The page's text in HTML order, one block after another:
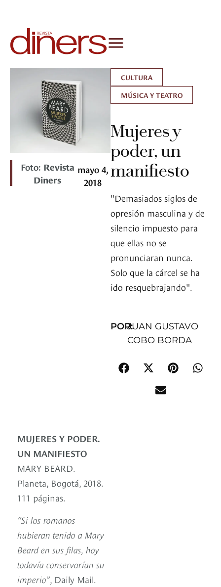
Foto: Revista
Diners
mayo 4,
2018
CULTURA
MÚSICA Y TEATRO
Mujeres y
poder, un
manifiesto
"Demasiados siglos de
opresión masculina y de
silencio impuesto para
que ellas no se
pronunciaran nunca.
Solo que la cárcel se ha
ido resquebrajando".
POR:JUAN GUSTAVO
COBO BORDA
MUJERES Y PODER.
UN MANIFIESTO
MARY BEARD.
Planeta, Bogotá, 2018.
111 páginas.
“Si los romanos
hubieran tenido a Mary
Beard en sus filas, hoy
todavía conservarían su
imperio”, Daily Mail.